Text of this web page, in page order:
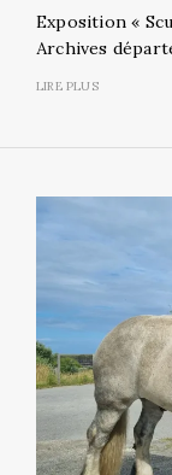
Exposition «
Archives
LIRE PLUS